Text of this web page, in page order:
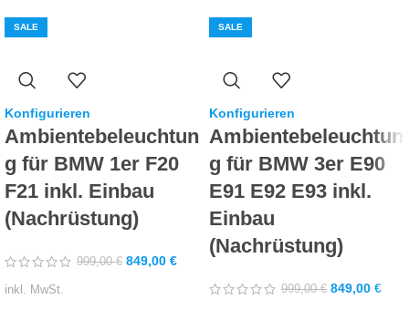
SALE
Konfigurieren
Ambientebeleuchtun
g für BMW 1er F20
F21 inkl. Einbau
(Nachrüstung)
999,00€ 849,00 €
inkl. MwSt.
SALE
Konfigurieren
Ambientebeleuchtun
g für BMW 3er E90
E91 E92 E93 inkl.
Einbau
(Nachrüstung)
999,00€ 849,00 €